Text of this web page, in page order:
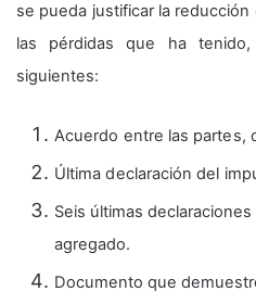
se pueda justificar la
las pérdidas que ha
siguientes:
Acuerdo entre las partes,
Última declaración del
Seis últimas
agregado.
Documento que